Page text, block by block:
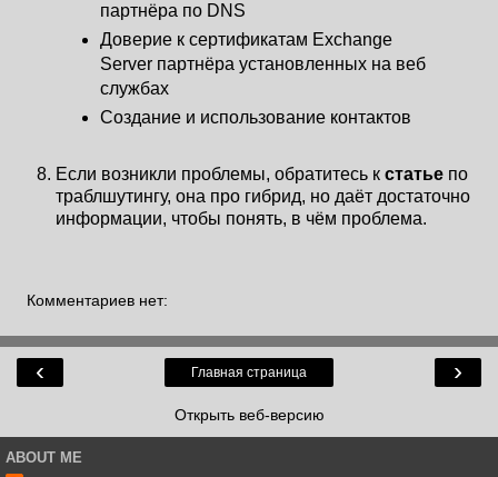
партнёра по DNS
Доверие к сертификатам Exchange
Server партнёра установленных на веб
службах
Создание и использование контактов
Если возникли проблемы, обратитесь к статье по
траблшутингу, она про гибрид, но даёт достаточно
информации, чтобы понять, в чём проблема.
Комментариев нет:
‹ ›
Главная страница
Открыть веб-версию
ABOUT ME